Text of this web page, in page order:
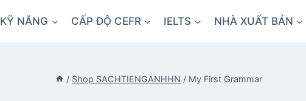
KỸ NĂNG CẤP ĐỘ CEFR IELTS NHÀ XUẤT BẢN
/ Shop SACHTIENGANHHN / My First Grammar